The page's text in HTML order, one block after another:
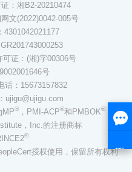
：湘B2-20210474
文(2022)0042-005号
4301042021177
证：(湘)字00306号
号
话：15673157832
ujigu@ujigu.com
®，PMI-ACP®和PMBOK®
，Inc.的注册商标
®
授权使用，保留所有权利